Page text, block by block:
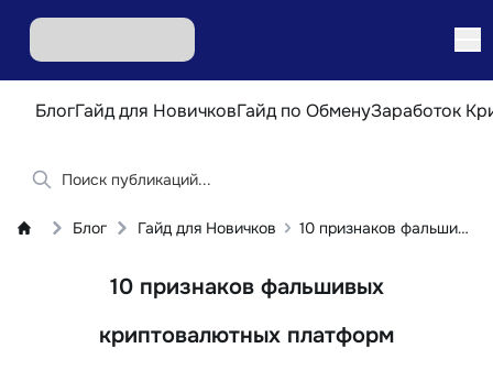
БлогГайд для НовичковГайд по ОбменуЗаработок
Блог Гайд для Новичков 10 признаков фальшивых криптовалютных платформ
10 признаков фальшивых
криптовалютных платформ